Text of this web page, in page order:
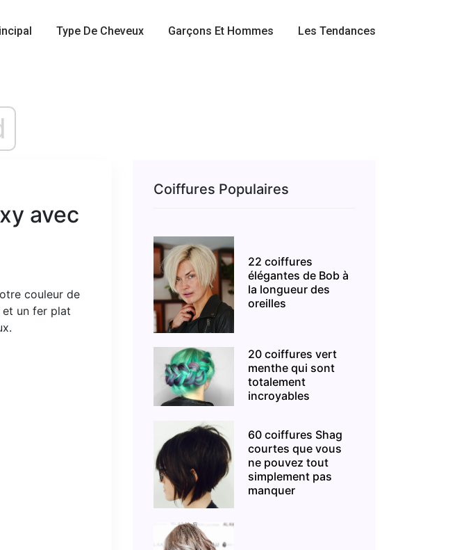
Type De Cheveux Garçons Et Hommes Les Tendances
avec
couleur de
un fer plat
Coiffures Populaires
22 coiffures
élégantes de Bob à
la longueur des
oreilles
20 coiffures vert
menthe qui sont
totalement
incroyables
60 coiffures Shag
courtes que vous
ne pouvez tout
simplement pas
manquer